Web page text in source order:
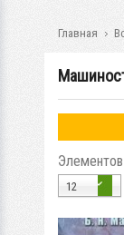
Главная
12